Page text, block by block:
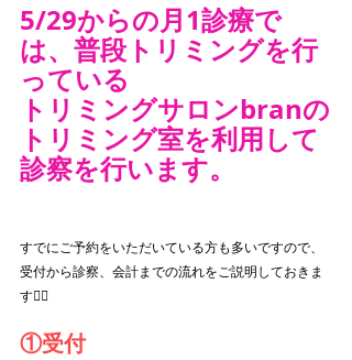
5/29からの月1診療で
は、普段トリミングを行
っている
トリミングサロンbranの
トリミング室を利用して
診察を行います。
すでにご予約をいただいている方も多いですので、
受付から診察、会計までの流れをご説明しておきま
す💁‍♀️
①受付